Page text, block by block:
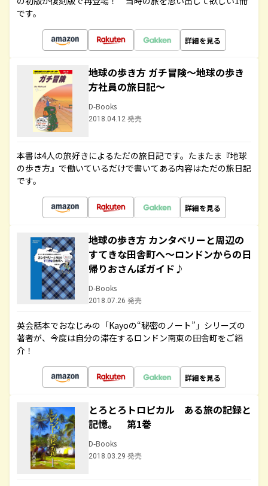
です。
詳細を見る
地球の歩き方 ガチ冒険～地球の歩き
方社員の旅日記～
D-Books
2018.04.12 発売
本書は4人の旅好きによるただの旅日記です。たまたま『地球
の歩き方』で働いているだけで書いてある内容はただの旅日記
です。
詳細を見る
地球の歩き方 カンタベリーと周辺の
すてきな田舎町へ～ロンドンからの日
帰りおさんぽガイド♪
D-Books
2018.07.26 発売
英会話本でおなじみの「Kayoの“秘密のノート”」シリーズの
著者が、今度は自分の滞在するロンドン南東の田舎町をご紹
介！
詳細を見る
とろとろトロピカル ある旅の記録と
記憶。 第1巻
D-Books
2018.03.29 発売